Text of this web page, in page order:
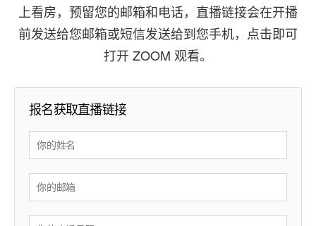
上看房，预留您的邮箱和电话，直播链接会在开播
前发送给您邮箱或短信发送给到您手机，点击即可
打开 ZOOM 观看。
报名获取直播链接